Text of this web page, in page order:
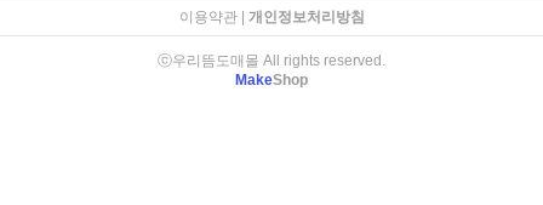
이용약관| 개인정보처리방침
ⓒ우리뜸도매몰 All rights reserved.
MakeShop